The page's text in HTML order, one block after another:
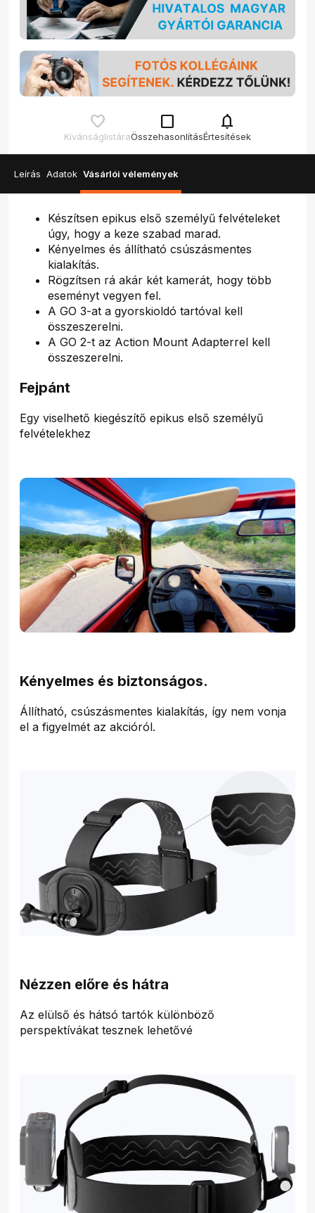
Kívánságlistára
check_box_outline_blank
Összehasonlítás
notifications
Értesítések
Leírás Adatok Vásárlói vélemények
Készítsen epikus első személyű felvételeket
úgy, hogy a keze szabad marad.
Kényelmes és állítható csúszásmentes
kialakítás.
Rögzítsen rá akár két kamerát, hogy több
eseményt vegyen fel.
A GO 3-at a gyorskioldó tartóval kell
összeszerelni.
A GO 2-t az Action Mount Adapterrel kell
összeszerelni.
Fejpánt
Egy viselhető kiegészítő epikus első személyű
felvételekhez
Kényelmes és biztonságos.
Állítható, csúszásmentes kialakítás, így nem vonja
el a figyelmét az akcióról.
Nézzen előre és hátra
Az elülső és hátsó tartók különböző
perspektívákat tesznek lehetővé